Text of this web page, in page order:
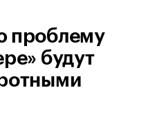
проблему
будут